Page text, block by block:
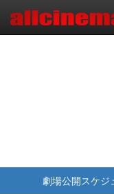
劇場公開スケジ